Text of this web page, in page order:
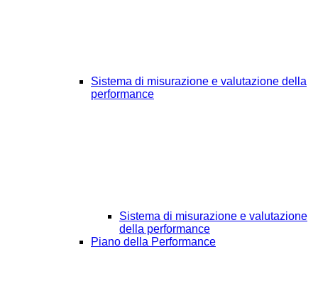
Sistema di misurazione e valutazione della
performance
Sistema di misurazione e valutazione
della performance
Piano della Performance